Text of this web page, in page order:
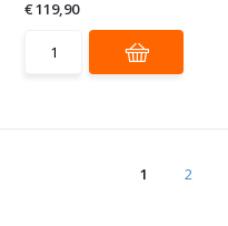
€ 119,90
1 2